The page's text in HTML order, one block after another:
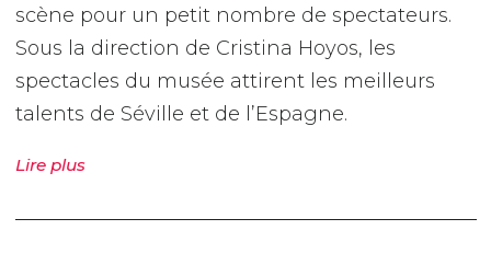
scène pour un petit nombre de spectateurs.
Sous la direction de Cristina Hoyos, les
spectacles du musée attirent les meilleurs
talents de Séville et de l’Espagne.
Lire plus